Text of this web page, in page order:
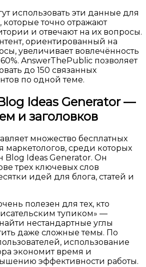
использовать эти данные для
которые точно отражают
и отвечают на их вопросы.
ориентированный на
увеличивает вовлечённость
AnswerThePublic позволяет
до 150 связанных
по одной теме.
Ideas Generator —
и заголовков
множество бесплатных
маркетологов, среди которых
Blog Ideas Generator. Он
трех ключевых слов
идей для блога, статей и
полезен для тех, кто
тупиком» —
нестандартные углы
даже сложные темы. По
использование
экономит время и
эффективности работы.